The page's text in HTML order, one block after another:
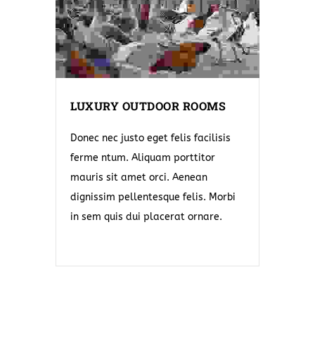
LUXURY OUTDOOR ROOMS
Donec nec justo eget felis facilisis
ferme ntum. Aliquam porttitor
mauris sit amet orci. Aenean
dignissim pellentesque felis. Morbi
in sem quis dui placerat ornare.